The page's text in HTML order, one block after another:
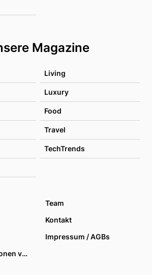
Magazine
Living
Luxury
Food
Travel
TechTrends
Team
Kontakt
Impressum / AGBs
Datenschutzoptionen verwalten